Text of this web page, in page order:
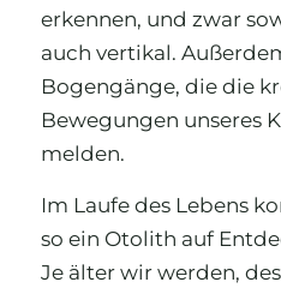
erkennen, und zwar
auch vertikal.
Bogengänge, die die
Bewegungen unseres
melden.
Im Laufe des Lebens
so ein Otolith auf
Je älter wir werden,